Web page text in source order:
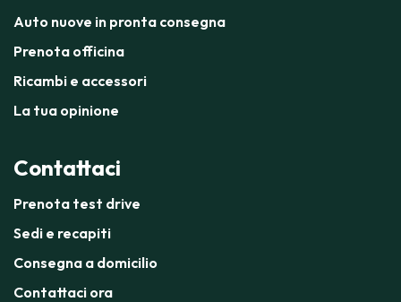
Auto nuove in pronta consegna
Prenota officina
Ricambi e accessori
La tua opinione
Contattaci
Prenota test drive
Sedi e recapiti
Consegna a domicilio
Contattaci ora